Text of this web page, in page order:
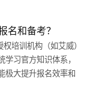
名和备考？
培训机构（如艾威）
习官方知识体系，
极大提升报名效率和